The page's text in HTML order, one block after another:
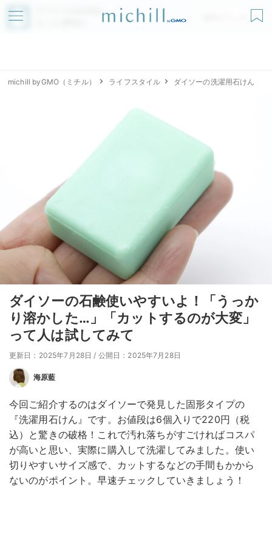
アプリでmichillが
無料ダウンロード
michill byGMO（ミチル） ライフスタイル ダイソーの洗濯用石けん
ダイソーの石鹸使いやすいよ！「うっか
り溶かした…」「カットするのが大変」
って人は試してみて
更新日：2025年7月28日 / 公開日：2025年7月28日
海原藍
今回ご紹介するのはダイソーで発見した固形タイプの
『洗濯用石けん』です。お値段は6個入りで220円（税
込）と驚きの破格！これで汚れ落ちがすごければコスパ
が高いと思い、実際に購入して洗濯してみました。使い
切りやすいサイズ感で、カットするなどの手間もかから
ないのがポイント。早速チェックしていきましょう！